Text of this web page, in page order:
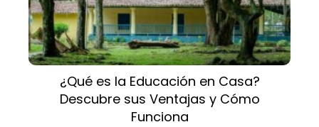
¿Qué es la Educación en Casa?
Descubre sus Ventajas y Cómo
Funciona